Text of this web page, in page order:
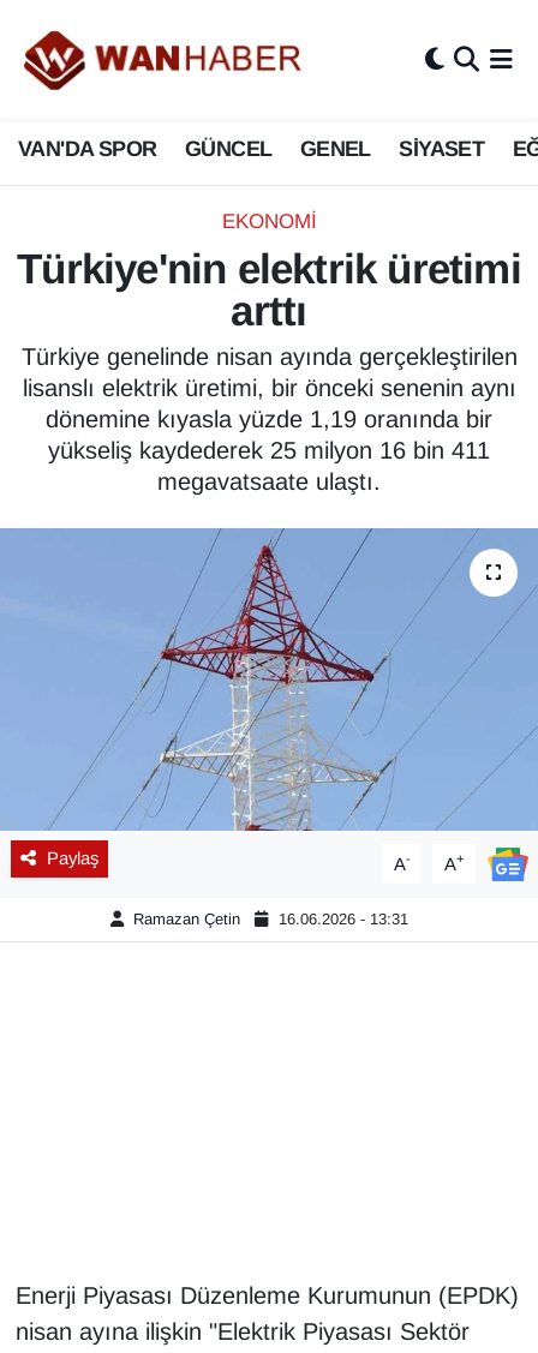
VAN'DA SPOR GÜNCEL GENEL SİYASET
EKONOMİ
Türkiye'nin elektrik üretimi
arttı
Türkiye genelinde nisan ayında gerçekleştirilen
lisanslı elektrik üretimi, bir önceki senenin aynı
dönemine kıyasla yüzde 1,19 oranında bir
yükseliş kaydederek 25 milyon 16 bin 411
megavatsaate ulaştı.
Paylaş A- A+
Ramazan Çetin 16.06.2026 - 13:31
Enerji Piyasası Düzenleme Kurumunun (EPDK)
nisan ayına ilişkin "Elektrik Piyasası Sektör
3.SAYFA
ASAYİŞ
BİLİM VE TEKNOLOJİ
Biyografi
ÇEVRE
Deprem
EĞİTİM
EKONOMİ
Eleman
En çok konuşulanlar
İngilizce
Van Nöbetçi Eczaneler
Van Hava Durumu
Van Namaz Vakitleri
Van Trafik Yoğunluk Haritası
Tüm Manşetler
Son Dakika Haberleri